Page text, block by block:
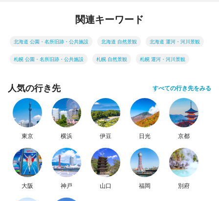
関連キーワード
北海道 公園・名所旧跡・公共施設 北海道 自然景観 北海道 運河・河川景観
札幌 公園・名所旧跡・公共施設 札幌 自然景観 札幌 運河・河川景観
人気の行き先 すべての行き先をみる
東京 横浜 伊豆 日光 京都
大阪 神戸 山口 福岡 別府